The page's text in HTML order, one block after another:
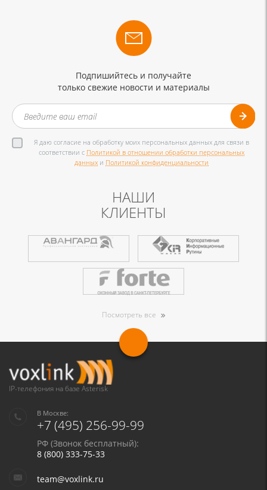
Подпишийтесь и получайте
только свежие новости и материалы
Я даю согласие на обработку моих персональных данных для связи в
соответствии с Политикой в отношении обработки персональных
данных и Политикой конфиденциальности
НАШИ
КЛИЕНТЫ
Посмотреть все
IP-телефония на базе Asterisk
В Москве:
+7 (495) 256-99-99
РФ (Звонок бесплатный):
8 (800) 333-75-33
team@voxlink.ru